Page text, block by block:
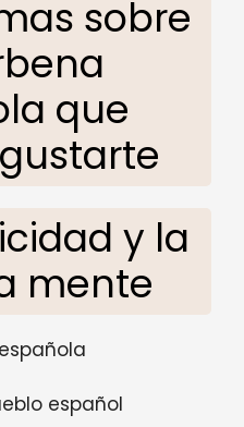
sobre
que
y la
mente
español